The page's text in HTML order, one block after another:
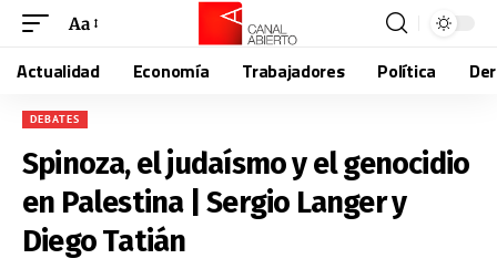
Aa
Actualidad Economía Trabajadores Política
DEBATES
Spinoza, el judaísmo y el genocidio
en Palestina | Sergio Langer y
Diego Tatián